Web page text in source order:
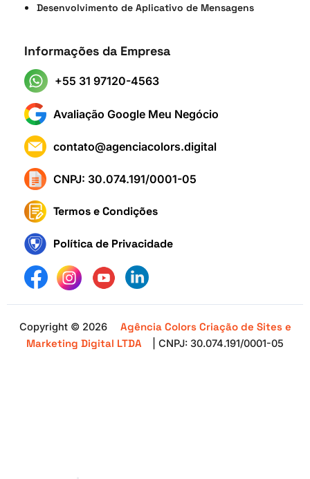
Desenvolvimento de Aplicativo de Mensagens
Informações da Empresa
+55 31 97120-4563
Avaliação Google Meu Negócio
contato@agenciacolors.digital
CNPJ: 30.074.191/0001-05
Termos e Condições
Política de Privacidade
Copyright © 2026
Agência Colors Criação de Sites e
Marketing Digital LTDA
| CNPJ: 30.074.191/0001-05